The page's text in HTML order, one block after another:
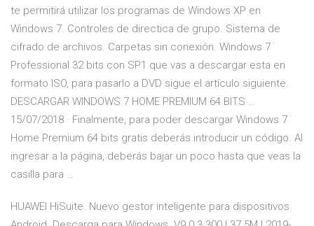
te permitirá utilizar los programas de Windows XP en
Windows 7. Controles de directica de grupo. Sistema de
cifrado de archivos. Carpetas sin conexión. Windows 7
Professional 32 bits con SP1 que vas a descargar esta en
formato ISO, para pasarlo a DVD sigue el artículo siguiente.
DESCARGAR WINDOWS 7 HOME PREMIUM 64 BITS …
15/07/2018 · Finalmente, para poder descargar Windows 7
Home Premium 64 bits gratis deberás introducir un código. Al
ingresar a la página, deberás bajar un poco hasta que veas la
casilla para …
HUAWEI HiSuite. Nuevo gestor inteligente para dispositivos